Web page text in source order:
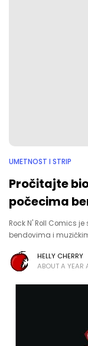
UMETNOST I STRIP
Pročitajte
počecima
Rock N' Roll Comics
bendovima i
HELLY CHERRY
ABOUT A YEAR